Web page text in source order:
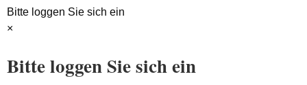
Bitte loggen Sie sich ein
×
Bitte loggen Sie sich ein